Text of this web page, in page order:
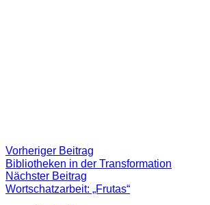
Beitragsnavigation
Vorheriger Beitrag
Beitrag:
Bibliotheken in der Transformation
Nächster Beitrag
Beitrag
Wortschatzarbeit: „Frutas“